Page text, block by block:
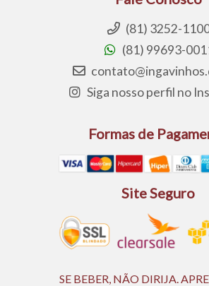
(81) 3252-
(81) 99693-
Siga nosso perfil no
Formas de
Site Seguro
SE BEBER, NÃO DIRIJA.